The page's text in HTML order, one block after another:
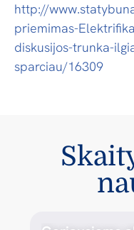
http://
priemimas-
diskusijos-trunka-
sparciau/16309